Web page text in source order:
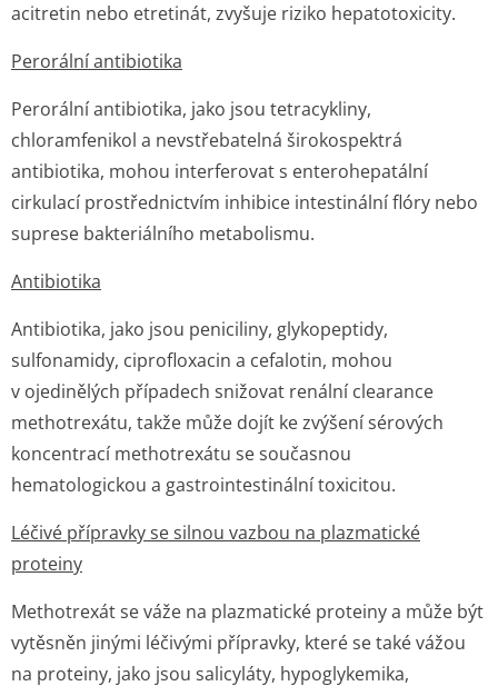
acitretin nebo etretinát, zvyšuje riziko hepatotoxicity.
Perorální antibiotika
Perorální antibiotika, jako jsou tetracykliny,
chloramfenikol a nevstřebatelná širokospektrá
antibiotika, mohou interferovat s enterohepatální
cirkulací prostřednictvím inhibice intestinální flóry nebo
suprese bakteriálního metabolismu.
Antibiotika
Antibiotika, jako jsou peniciliny, glykopeptidy,
sulfonamidy, ciprofloxacin a cefalotin, mohou
v ojedinělých případech snižovat renální clearance
methotrexátu, takže může dojít ke zvýšení sérových
koncentrací methotrexátu se současnou
hematologickou a gastrointestinální toxicitou.
Léčivé přípravky se silnou vazbou na plazmatické
proteiny
Methotrexát se váže na plazmatické proteiny a může být
vytěsněn jinými léčivými přípravky, které se také vážou
na proteiny, jako jsou salicyláty, hypoglykemika,